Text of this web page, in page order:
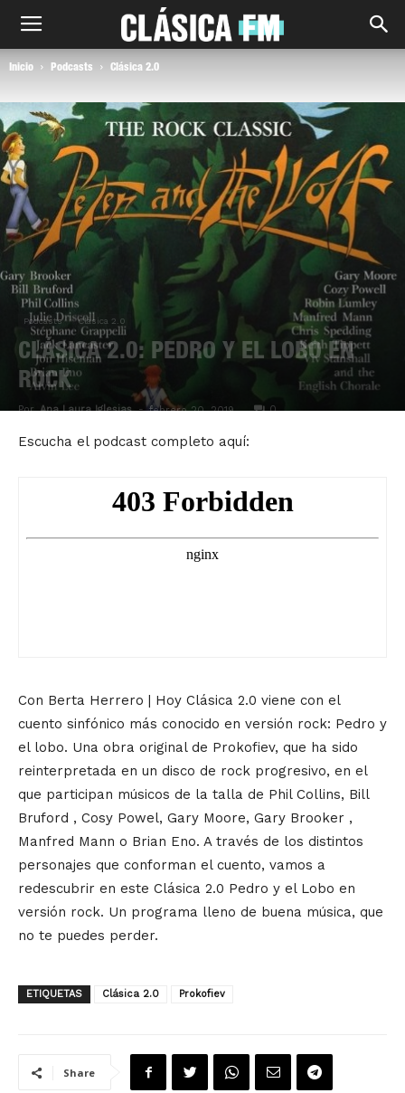
Inicio Podcasts Clásica 2.0
Podcasts Clásica 2.0
CLÁSICA 2.0: PEDRO Y EL LOBO EN
ROCK
Por Ana Laura Iglesias - febrero 20, 2019 0
Escucha el podcast completo aquí:
Con Berta Herrero | Hoy Clásica 2.0 viene con el
cuento sinfónico más conocido en versión rock: Pedro y
el lobo. Una obra original de Prokofiev, que ha sido
reinterpretada en un disco de rock progresivo, en el
que participan músicos de la talla de Phil Collins, Bill
Bruford , Cosy Powel, Gary Moore, Gary Brooker ,
Manfred Mann o Brian Eno. A través de los distintos
personajes que conforman el cuento, vamos a
redescubrir en este Clásica 2.0 Pedro y el Lobo en
versión rock. Un programa lleno de buena música, que
no te puedes perder.
ETIQUETAS Clásica 2.0 Prokofiev
Share